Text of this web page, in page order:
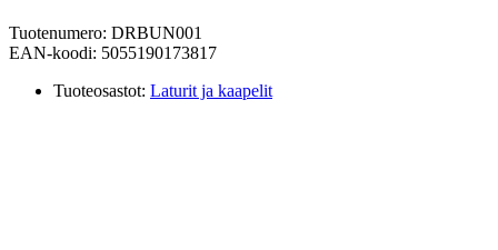
Tuotenumero: DRBUN001
EAN-koodi: 5055190173817
Tuoteosastot: Laturit ja kaapelit